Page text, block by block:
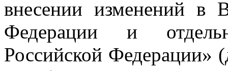
внесении изменений в
Федерации и
Российской Федерации»